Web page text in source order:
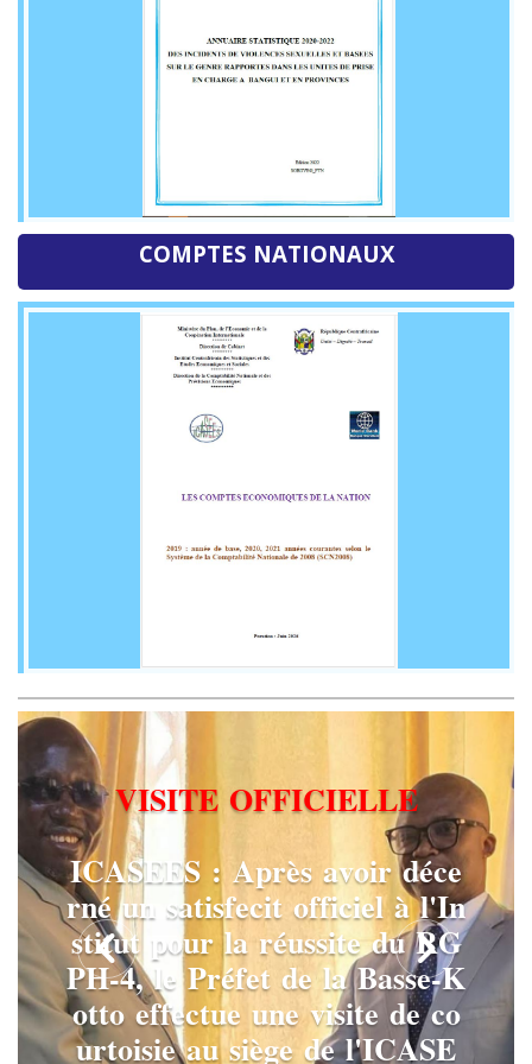
COMPTES NATIONAUX
VISITE OFFICIELLE
ICASEES : A è i r déce
rné un satisfecit officiel à l'In
stitut pour la réussite du RG
PH-4, le Pr éfe t de la Basse-K
otto effectue une visite de co
urto isie au siège de l'ICASE